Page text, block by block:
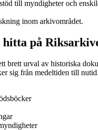
till myndigheter och
inom arkivområdet.
hitta på
brett urval av historiska
sig från medeltiden till